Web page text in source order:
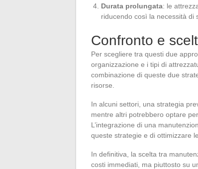
Durata prolungata: le
riducendo così la necessità di
Confronto e
Per scegliere tra questi due
organizzazione e i tipi di
combinazione di queste due
risorse.
In alcuni settori, una strategia
mentre altri potrebbero optare
L’integrazione di una
queste strategie e di ottimizzare
In definitiva, la scelta tra
costi immediati, ma piuttosto su